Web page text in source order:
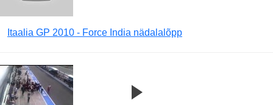
Itaalia GP 2010 - Force India nädalalõpp